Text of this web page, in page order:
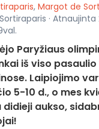
, Margot de
·
Paryžiaus
iš viso
Laipiojimo
5-10 d., o mes
didieji aukso,